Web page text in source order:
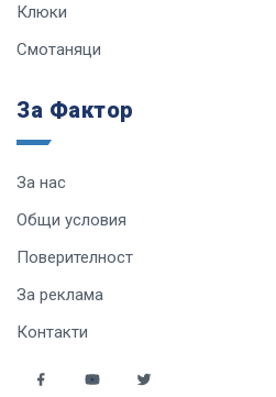
Клюки
Смотаняци
За Фактор
За нас
Общи условия
Поверителност
За реклама
Контакти